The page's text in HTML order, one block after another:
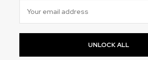
UNLOCK ALL